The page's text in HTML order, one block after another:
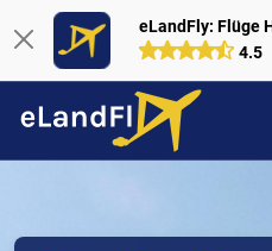
eLandFly: Flüge
4.5